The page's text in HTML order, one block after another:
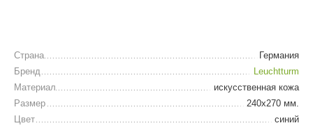
Страна
Германия
Бренд
Leuchtturm
Материал
искусственная кожа
Размер
240х270 мм.
Цвет
синий